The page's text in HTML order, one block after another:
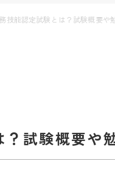
技能認定試験とは？試験概要や
試験概要や